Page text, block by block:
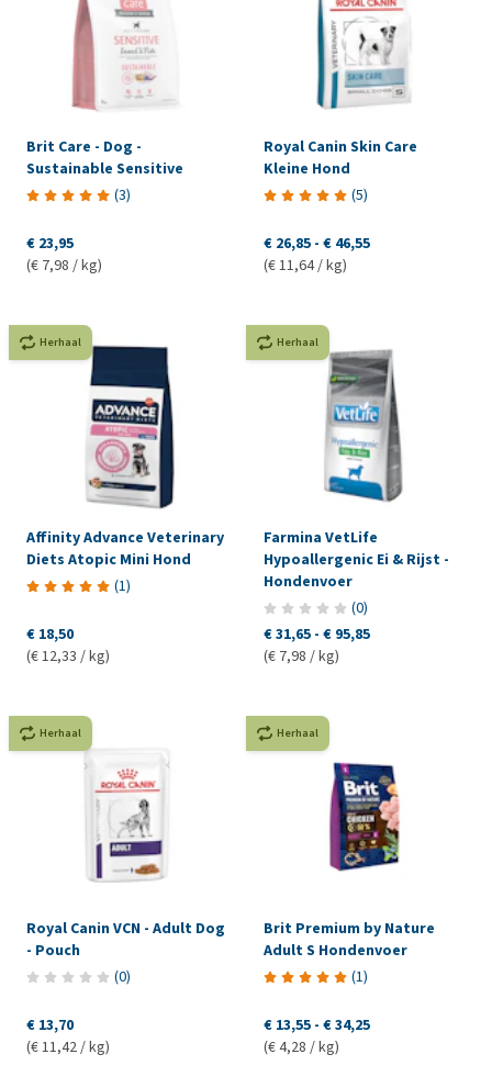
Brit Care - Dog -
Sustainable Sensitive
(3)
€ 23,95
(€ 7,98 / kg)
Royal Canin Skin Care
Kleine Hond
(5)
€ 26,85 - € 46,55
(€ 11,64 / kg)
Herhaal
Affinity Advance Veterinary
Diets Atopic Mini Hond
(1)
€ 18,50
(€ 12,33 / kg)
Herhaal
Farmina VetLife
Hypoallergenic Ei & Rijst -
Hondenvoer
(0)
€ 31,65 - € 95,85
(€ 7,98 / kg)
Herhaal
Royal Canin VCN - Adult Dog
- Pouch
(0)
€ 13,70
(€ 11,42 / kg)
Herhaal
Brit Premium by Nature
Adult S Hondenvoer
(1)
€ 13,55 - € 34,25
(€ 4,28 / kg)